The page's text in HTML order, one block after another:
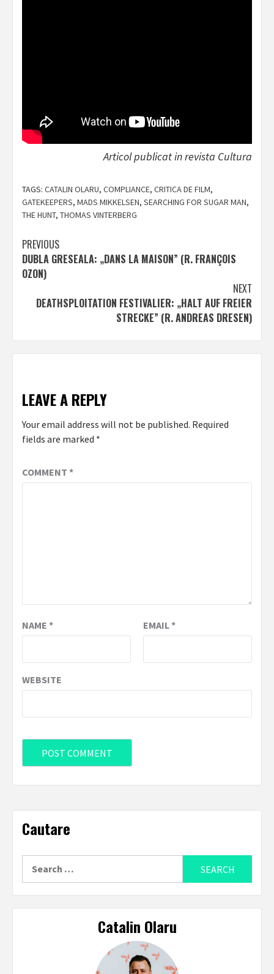
Articol publicat in revista Cultura
TAGS: CATALIN OLARU, COMPLIANCE, CRITICA DE FILM,
GATEKEEPERS, MADS MIKKELSEN, SEARCHING FOR SUGAR MAN,
THE HUNT, THOMAS VINTERBERG
Post
navigation
PREVIOUS
DUBLA GRESEALA: „DANS LA MAISON” (R. FRANÇOIS
OZON)
NEXT
DEATHSPLOITATION FESTIVALIER: „HALT AUF FREIER
STRECKE” (R. ANDREAS DRESEN)
LEAVE A REPLY
Your email address will not be published. Required
fields are marked *
COMMENT *
NAME * EMAIL*
WEBSITE
Cautare
Catalin Olaru